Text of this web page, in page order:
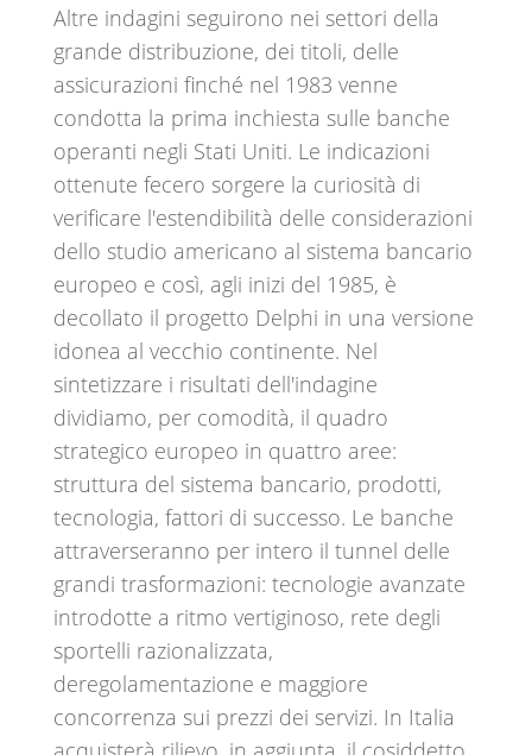
Altre indagini seguirono nei settori della
grande distribuzione, dei titoli, delle
assicurazioni finché nel 1983 venne
condotta la prima inchiesta sulle banche
operanti negli Stati Uniti. Le indicazioni
ottenute fecero sorgere la curiosità di
verificare l'estendibilità delle considerazioni
dello studio americano al sistema bancario
europeo e così, agli inizi del 1985, è
decollato il progetto Delphi in una versione
idonea al vecchio continente. Nel
sintetizzare i risultati dell'indagine
dividiamo, per comodità, il quadro
strategico europeo in quattro aree:
struttura del sistema bancario, prodotti,
tecnologia, fattori di successo. Le banche
attraverseranno per intero il tunnel delle
grandi trasformazioni: tecnologie avanzate
introdotte a ritmo vertiginoso, rete degli
sportelli razionalizzata,
deregolamentazione e maggiore
concorrenza sui prezzi dei servizi. In Italia